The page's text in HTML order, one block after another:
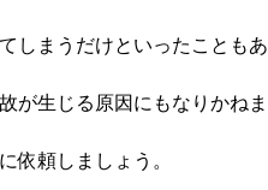
しまうだけといったこともあ
が生じる原因にもなりかねま
依頼しましょう。